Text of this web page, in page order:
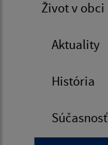
Život v obci
Aktuality
História
Súčasnosť